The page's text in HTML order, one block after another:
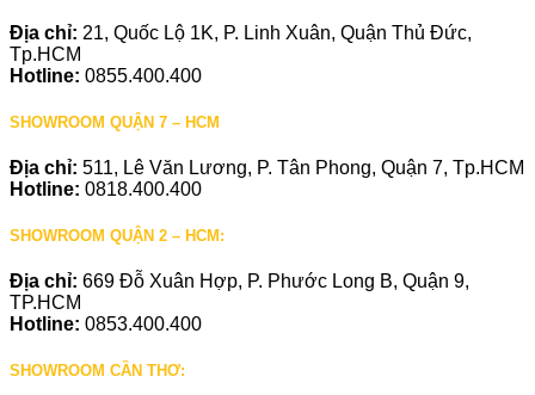
Địa chỉ: 21, Quốc Lộ 1K, P. Linh Xuân, Quận Thủ Đức,
Tp.HCM
Hotline: 0855.400.400
SHOWROOM QUẬN 7 – HCM
Địa chỉ: 511, Lê Văn Lương, P. Tân Phong, Quận 7, Tp.HCM
Hotline: 0818.400.400
SHOWROOM QUẬN 2 – HCM:
Địa chỉ: 669 Đỗ Xuân Hợp, P. Phước Long B, Quận 9,
TP.HCM
Hotline: 0853.400.400
SHOWROOM CẦN THƠ: